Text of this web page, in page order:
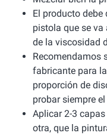
El producto
pistola que se
de la viscosidad
Recomendamos
fabricante para
proporción de
probar siempre
Aplicar 2-3
otra, que la